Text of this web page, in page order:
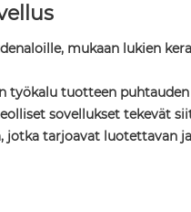
mukaan lukien
työkalu tuotteen
sovellukset tekevät
tarjoavat luotettavan